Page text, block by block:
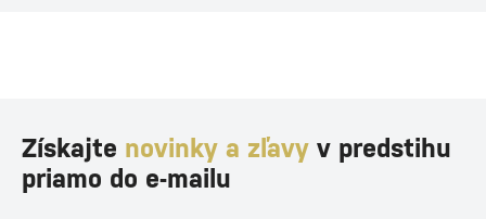
Získajte novinky a zľavy v predstihu
priamo do e-mailu